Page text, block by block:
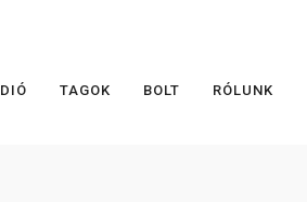
TAGOK BOLT RÓLUNK